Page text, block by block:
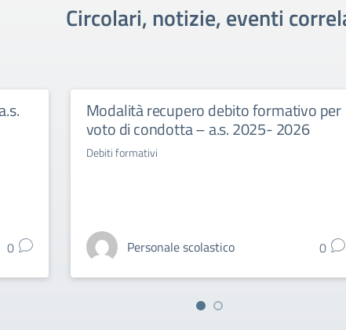
Circolari, notizie, eventi
0
Modalità recupero debito formativo per
voto di condotta – a.s. 2025- 2026
Debiti formativi
Personale scolastico 0